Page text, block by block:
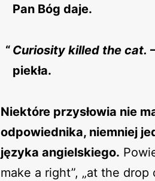
Pan Bóg daje.
Curiosity killed the cat.
piekła.
Niektóre przysłowia nie
odpowiednika, niemniej
języka angielskiego.
make a right”, „at the